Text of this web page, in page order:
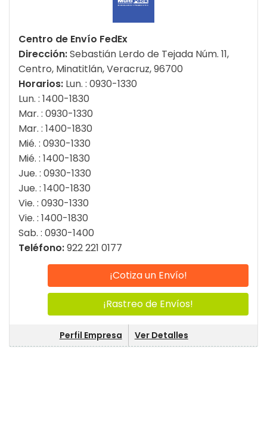
Centro de Envío FedEx
Dirección:Sebastián Lerdo de Tejada Núm. 11,
Centro, Minatitlán, Veracruz, 96700
Horarios: Lun. : 0930-1330
Lun. : 1400-1830
Mar. : 0930-1330
Mar. : 1400-1830
Mié. : 0930-1330
Mié. : 1400-1830
Jue. : 0930-1330
Jue. : 1400-1830
Vie. : 0930-1330
Vie. : 1400-1830
Sab. : 0930-1400
Teléfono:922 221 0177
¡Cotiza un Envío!
¡Rastreo de Envíos!
Perfil Empresa Ver Detalles